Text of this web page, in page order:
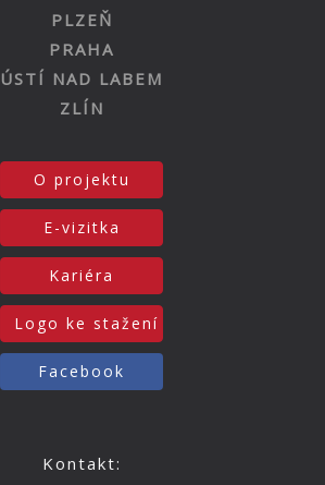
PLZEŇ
PRAHA
ÚSTÍ NAD LABEM
ZLÍN
O projektu
E-vizitka
Kariéra
Logo ke stažení
Facebook
Kontakt: